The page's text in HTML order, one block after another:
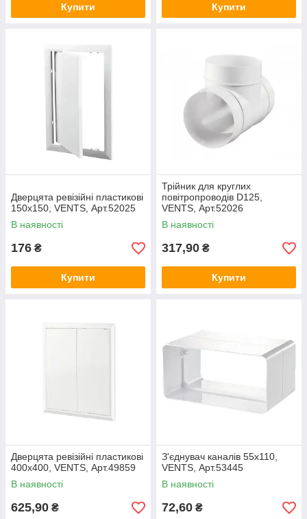
Купити Купити
Дверцята ревізійні пластикові
150х150, VENTS, Арт.52025
В наявності
176 ₴
Купити
Трійник для круглих
повітропроводів D125,
VENTS, Арт.52026
В наявності
317,90 ₴
Купити
Дверцята ревізійні пластикові
400х400, VENTS, Арт.49859
В наявності
625,90 ₴
З'єднувач каналів 55х110,
VENTS, Арт.53445
В наявності
72,60 ₴